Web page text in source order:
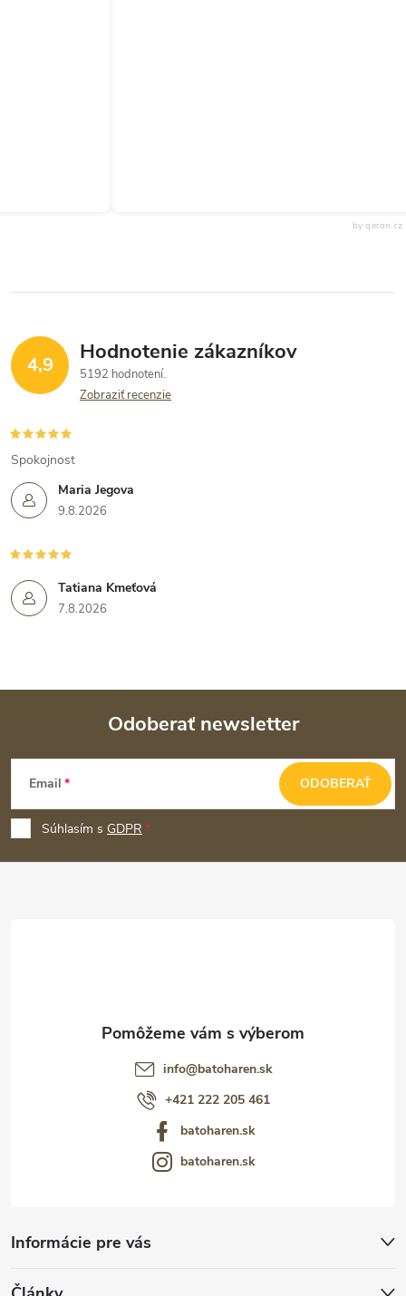
by qeron.cz
4,9 Hodnotenie zákazníkov
5192 hodnotení
Zobraziť recenzie
Maria Jegova
9.8.2026
Spokojnost
Tatiana Kmeťová
7.8.2026
Z
p
ä
Odoberať newsletter
Email
Súhlasím s GDPR
ODOBERAŤ
Informácie pre vás
info@batoharen.sk
+421 222 205 461
batoharen.sk
batoharen.sk